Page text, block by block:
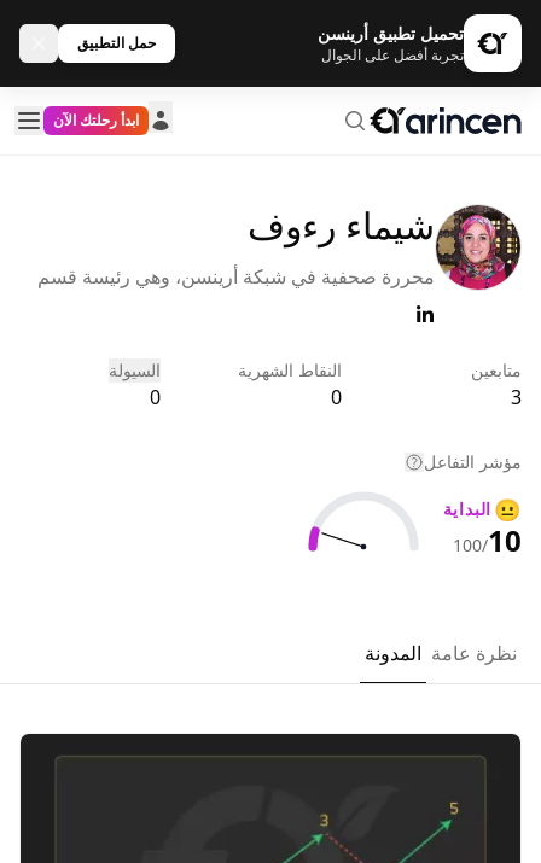
تحميل تطبيق أرينسن
تجربة أفضل على الجوال
حمل التطبيق
ابدأ رحلتك الآن
شيماء رءوف
محررة صحفية في شبكة أرينسن، وهي رئيسة قسم
التحرير لقسم اللغة العربية. قبل انضمامها إلى شبكة
بالإضافة إلى مساهمتها بأكثر من +1000 مقال عن ا
متابعين
3
النقاط الشهرية
0
السيولة
0
مؤشر التفاعل
😐 البداية
10
/100
نظرة عامة المدونة